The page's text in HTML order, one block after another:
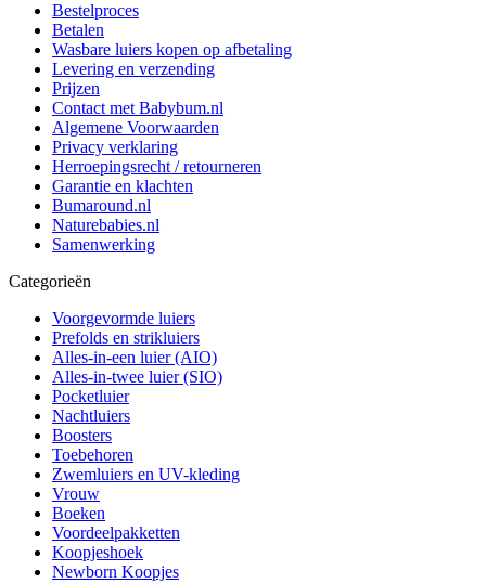
Bestelproces
Betalen
Wasbare luiers kopen op afbetaling
Levering en verzending
Prijzen
Contact met Babybum.nl
Algemene Voorwaarden
Privacy verklaring
Herroepingsrecht / retourneren
Garantie en klachten
Bumaround.nl
Naturebabies.nl
Samenwerking
Categorieën
Voorgevormde luiers
Prefolds en strikluiers
Alles-in-een luier (AIO)
Alles-in-twee luier (SIO)
Pocketluier
Nachtluiers
Boosters
Toebehoren
Zwemluiers en UV-kleding
Vrouw
Boeken
Voordeelpakketten
Koopjeshoek
Newborn Koopjes